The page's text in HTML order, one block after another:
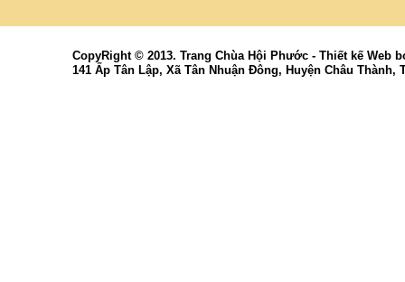
CopyRight © 2013. Trang Chùa Hội Phước - Thiết kế Web
141 Ấp Tân Lập, Xã Tân Nhuận Đông, Huyện Châu Thành,